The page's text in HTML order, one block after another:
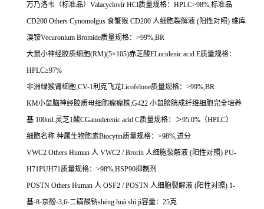
万乃洛韦（标准品） Valacyclovir HCl质量规格： HPLC>98%,标准品
CD200 Others Cynomolgus 食蟹猴 CD200 人细胞裂解液 (阳性对照) 维库
溴铵Vecuronium Bromide质量规格： >99%,BR
大鼠小神经胶质细胞(RM)(5×105)赤芝酸ELucidenic acid E质量规格：
HPLC≥97%
非洲绿猴肾细胞;CV-1利克飞龙Licofelone质量规格： >99%,BR
KM小鼠脑神经胶质母细胞瘤瘤株;G422 小鼠膀胱成纤维细胞完全培养
基 100mL灵芝1酸CGanoderenic acid C质量规格：＞95.0% （HPLC）
细胞名称 种属生物胞素Biocytin质量规格： >98%,进分
VWC2 Others Human 人 VWC2 / Brorin 人细胞裂解液 (阳性对照) PU-
H71PUH71质量规格： >98%,HSP90抑制剂
POSTN Others Human 人 OSF2 / POSTN 人细胞裂解液 (阳性对照) 1-
基-8-奈酚-3,6-二磺酸钠shēng huà shì jì容量： 25克